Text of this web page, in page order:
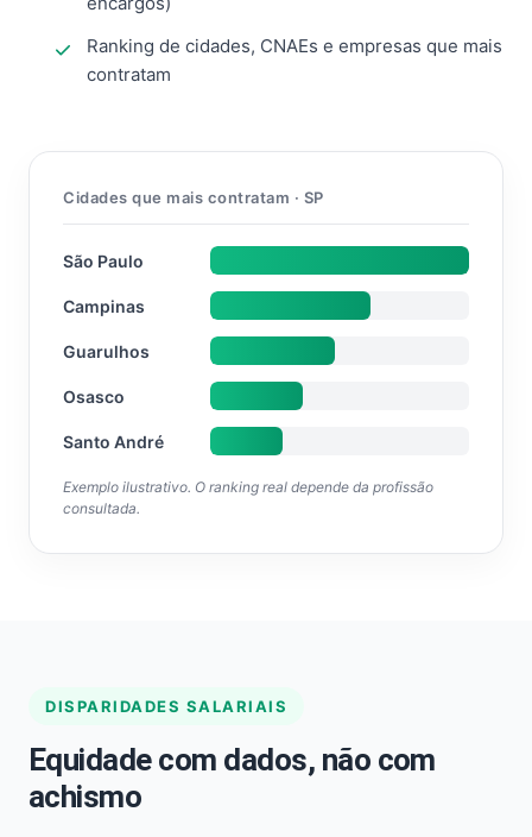
Ranking de cidades, CNAEs e empresas que mais
contratam
Cidades que mais contratam · SP
São Paulo
Campinas
Guarulhos
Osasco
Santo André
Exemplo ilustrativo. O ranking real depende da profissão
consultada.
DISPARIDADES SALARIAIS
Equidade com dados, não com
achismo